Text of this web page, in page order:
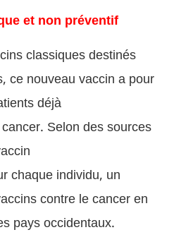
et non préventif
classiques destinés
ce nouveau vaccin a pour
déjà
Selon des sources
chaque individu, un
contre le cancer en
pays occidentaux.